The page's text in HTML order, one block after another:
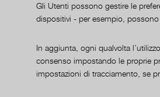
Gli Utenti possono gestire le
dispositivi - per esempio, possono
In aggiunta, ogni qualvolta
consenso impostando le proprie
impostazioni di tracciamento, se